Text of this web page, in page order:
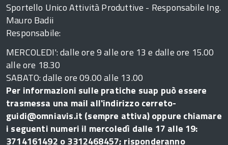
Sportello Unico Attività Produttive - Responsabile Ing.
Mauro Badii
Responsabile:
MERCOLEDI': dalle ore 9 alle ore 13 e dalle ore 15.00
alle ore 18.30
SABATO: dalle ore 09.00 alle 13.00
Per informazioni sulle pratiche suap può essere
trasmessa una mail all'indirizzo cerreto-
guidi@omniavis.it (sempre attiva) oppure chiamare
i seguenti numeri il mercoledì dalle 17 alle 19:
3714161492 o 3312468457; risponderanno